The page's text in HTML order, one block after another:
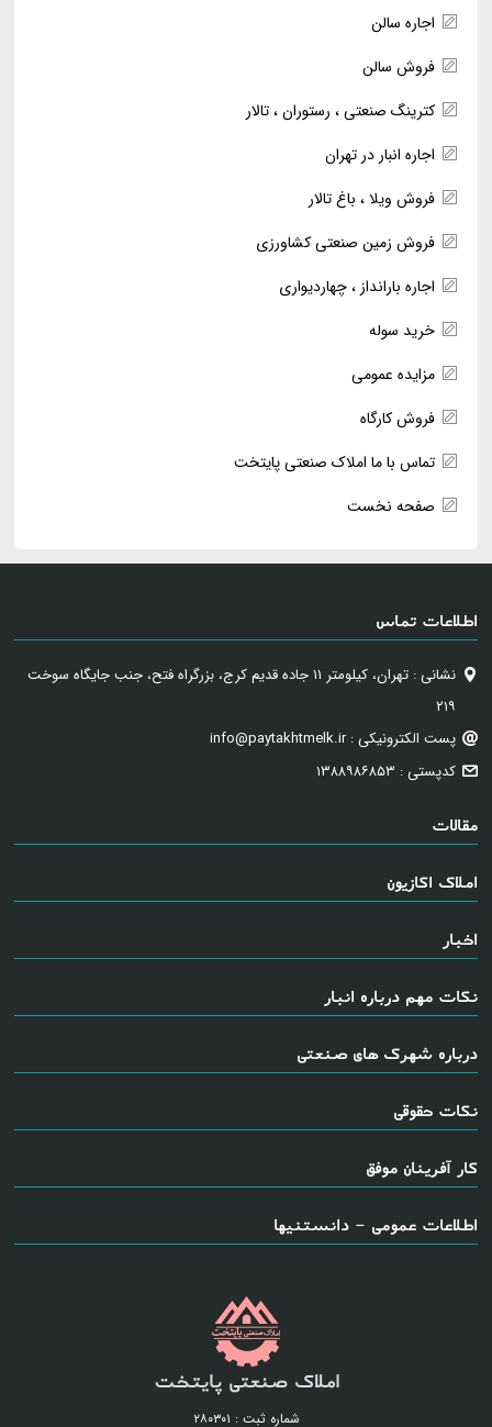
اجاره سالن
فروش سالن
کترینگ صنعتی ، رستوران ، تالار
اجاره انبار در تهران
فروش ویلا ، باغ تالار
فروش زمین صنعتی کشاورزی
اجاره بارانداز ، چهاردیواری
خرید سوله
مزایده عمومی
فروش کارگاه
تماس با ما املاک صنعتی پایتخت
صفحه نخست
اطلاعات تماس
نشانی : تهران، کیلومتر ۱۱ جاده قدیم کرج، بزرگراه فتح، جنب جایگاه سوخت
۲۱۹
پست الکترونیکی : info@paytakhtmelk.ir
کدپستی : ۱۳۸۸۹۸۶۸۵۳
مقالات
املاک اکازیون
اخبار
نکات مهم درباره انبار
درباره شهرک های صنعتی
نکات حقوقی
کار آفرینان موفق
اطلاعات عمومی - دانستنیها
املاک صنعتی پایتخت
شماره ثبت : ۲۸۰۳۰۱